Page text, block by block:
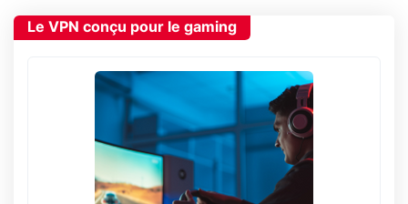
Le VPN conçu pour le gaming